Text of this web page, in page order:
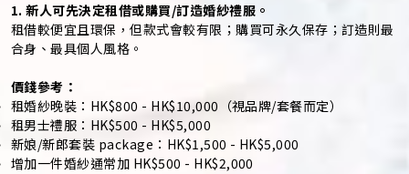
1. 新人可先決定租借或購買/訂造婚紗禮服。
租借較便宜且環保，但款式會較有限；購買可永久保存；訂造則最
合身、最具個人風格。
價錢參考：
租婚紗晚裝：HK$800 - HK$10,000（視品牌/套餐而定）
租男士禮服：HK$500 - HK$5,000
新娘/新郎套裝 package：HK$1,500 - HK$5,000
增加一件婚紗通常加 HK$500 - HK$2,000